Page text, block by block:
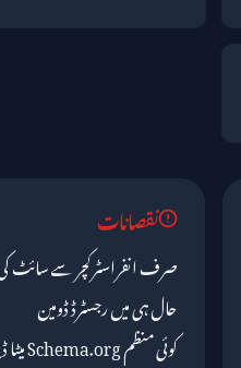
نقصانات
صرف انفراسٹرکچر سے سائٹ
حال ہی میں رجسٹرڈ ڈومین
کوئی منظم Schema.org میٹا ڈیٹا شائع نہیں کیا گیا